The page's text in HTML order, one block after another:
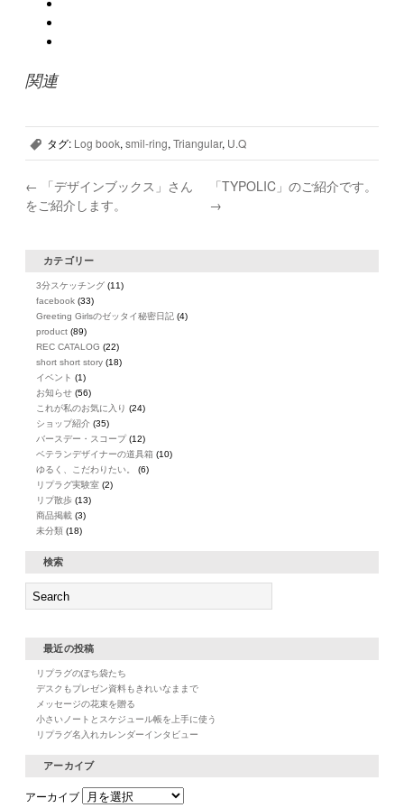
関連
, タグ: Log book, smil-ring, Triangular, U.Q
← 「デザインブックス」さん
をご紹介します。
「TYPOLIC」のご紹介です。
→
カテゴリー
3分スケッチング (11)
facebook (33)
Greeting Girlsのゼッタイ秘密日記 (4)
product (89)
REC CATALOG (22)
short short story (18)
イベント (1)
お知らせ (56)
これが私のお気に入り (24)
ショップ紹介 (35)
バースデー・スコープ(12)
ベテランデザイナーの道具箱 (10)
ゆるく、こだわりたい。
(6)
リプラグ実験室 (2)
リプ散歩 (13)
商品掲載 (3)
未分類 (18)
検索
最近の投稿
リプラグのぽち袋たち
デスクもプレゼン資料もきれいなままで
メッセージの花束を贈る
小さいノートとスケジュール帳を上手に使う
リプラグ名入れカレンダーインタビュー
アーカイブ
アーカイブ